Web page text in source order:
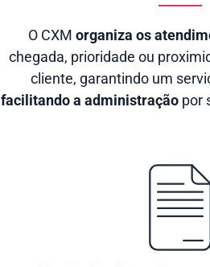
O CXM organiza os
chegada, prioridade ou
cliente, garantindo um
facilitando a administraçãopor